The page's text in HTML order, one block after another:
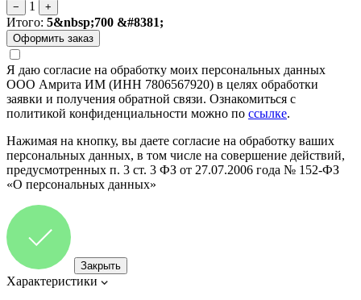
− 1 +
Итого: 5&nbsp;700 &#8381;
Я даю согласие на обработку моих персональных данных
ООО Амрита ИМ (ИНН 7806567920) в целях обработки
заявки и получения обратной связи. Ознакомиться с
политикой конфиденциальности можно по ссылке.
Нажимая на кнопку, вы даете согласие на обработку ваших
персональных данных, в том числе на совершение действий,
предусмотренных п. 3 ст. 3 ФЗ от 27.07.2006 года № 152-ФЗ
«О персональных данных»
Закрыть
Характеристики